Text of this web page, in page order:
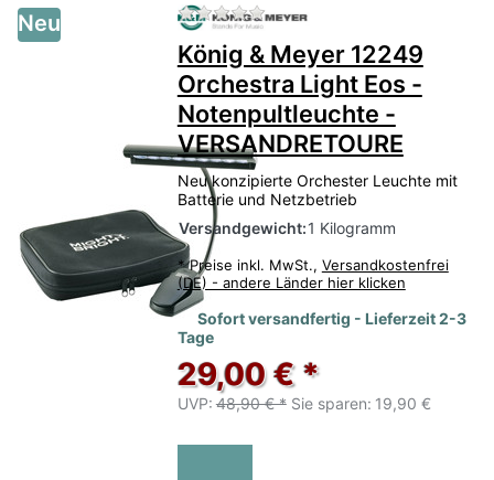
Neu Zu diesem Produkt liegen
König & Meyer 12249
Orchestra Light Eos -
Notenpultleuchte -
VERSANDRETOURE
Neu konzipierte Orchester Leuchte mit
Batterie und Netzbetrieb
Versandgewicht:1 Kilogramm
* Preise inkl. MwSt., Versandkostenfrei
(DE) - andere Länder hier klicken
Sofort versandfertig - Lieferzeit 2-3
Tage
29,00 € *
UVP: 48,90 € * Sie sparen: 19,90 €